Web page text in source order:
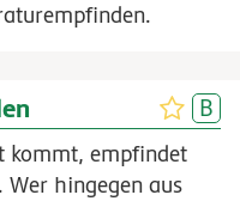
kommt, empfindet
hingegen aus